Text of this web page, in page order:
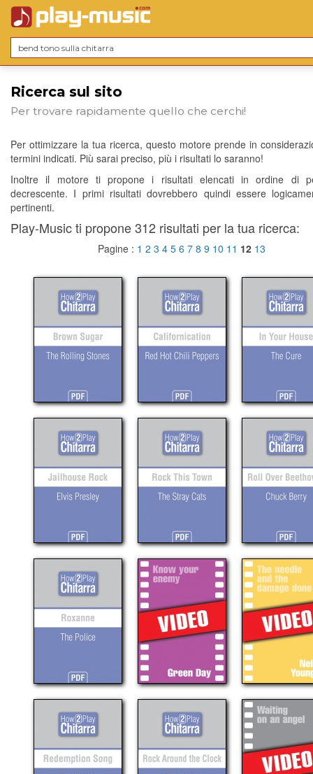
Ricerca sul sito
Per trovare rapidamente quello che cerchi!
Per ottimizzare la tua ricerca, questo motore prende in
termini indicati. Più sarai preciso, più i risultati lo saranno!
Inoltre il motore ti propone i risultati elencati in ordine di
decrescente. I primi risultati dovrebbero quindi essere
pertinenti.
Play-Music ti propone 312 risultati per la tua ricerca:
Pagine : 1 2 3 4 5 6 7 8 9 10 11 12 13